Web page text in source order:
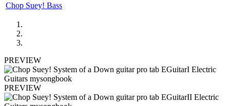
Chop Suey! Bass
PREVIEW
PREVIEW